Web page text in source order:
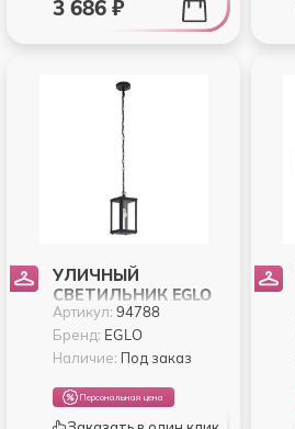
3 686 ₽
УЛИЧНЫЙ
СВЕТИЛЬНИК EGLO
ALAMONTE 1 94788
Артикул: 94788
Бренд: EGLO
Наличие: Под заказ
Персональная цена